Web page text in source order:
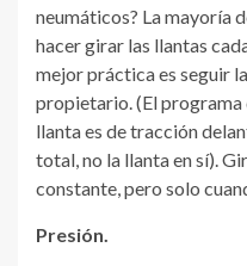
neumáticos? La mayoría
hacer girar las llantas
mejor práctica es seguir
propietario. (El programa
llanta es de tracción
total, no la llanta en sí).
constante, pero solo
Presión.